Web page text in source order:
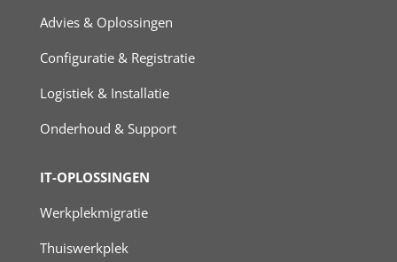
Advies & Oplossingen
Configuratie & Registratie
Logistiek & Installatie
Onderhoud & Support
IT-OPLOSSINGEN
Werkplekmigratie
Thuiswerkplek